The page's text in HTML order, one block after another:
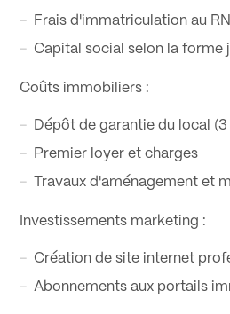
Frais d'immatriculation au
Capital social selon la forme
Coûts immobiliers :
Dépôt de garantie du local
Premier loyer et charges
Travaux d'aménagement et
Investissements marketing :
Création de site internet
Abonnements aux portails